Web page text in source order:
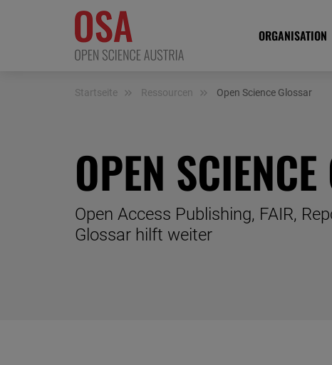
ORGANISATION
Startseite Ressourcen Open Science Glossar
OPEN
Open Access Publishing, FAIR,
Glossar hilft weiter